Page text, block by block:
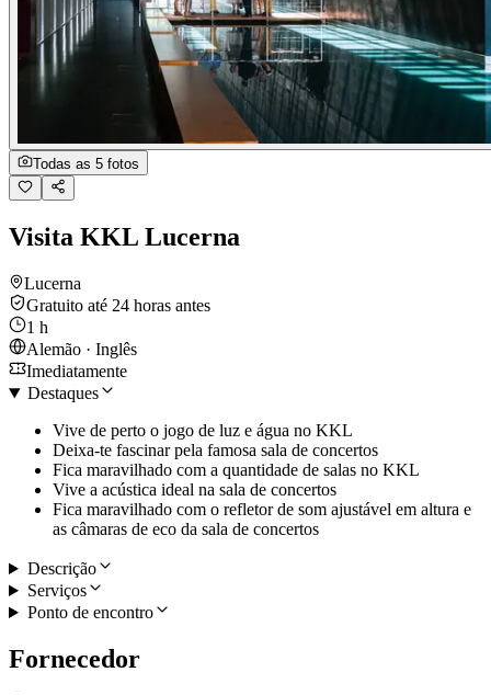
Todas as 5 fotos
Visita KKL Lucerna
Lucerna
Gratuito até 24 horas antes
1 h
Alemão · Inglês
Imediatamente
Destaques
Vive de perto o jogo de luz e água no KKL
Deixa-te fascinar pela famosa sala de concertos
Fica maravilhado com a quantidade de salas no KKL
Vive a acústica ideal na sala de concertos
Fica maravilhado com o refletor de som ajustável em altura e
as câmaras de eco da sala de concertos
Descrição
Serviços
Ponto de encontro
Fornecedor